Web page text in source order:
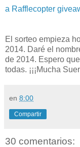
a Rafflecopter
El sorteo empieza
2014. Daré el
de 2014. Espero
todas. ¡¡¡Mucha
en 8:00
Compartir
30 comentarios: